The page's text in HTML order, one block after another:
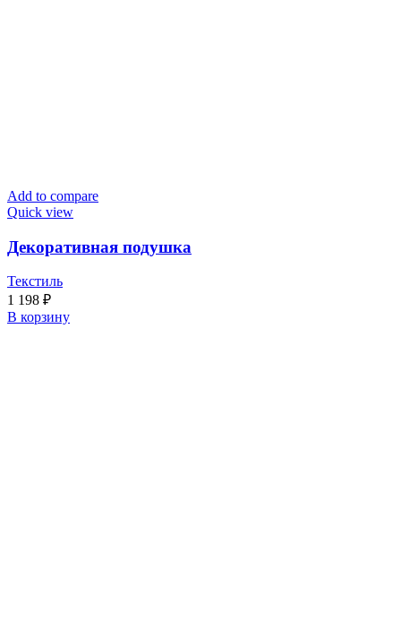
Add to compare
Quick view
Декоративная подушка
Текстиль
1 198 ₽
В корзину